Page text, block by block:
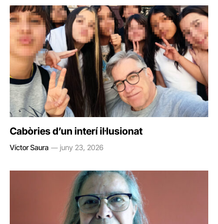
Cabòries d’un interí il·lusionat
Víctor Saura juny 23, 2026